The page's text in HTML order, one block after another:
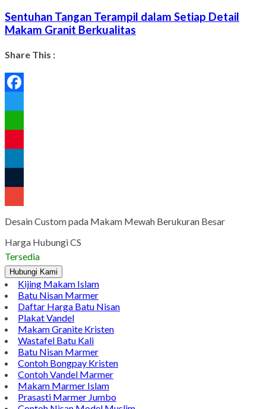
Sentuhan Tangan Terampil dalam Setiap Detail
Makam Granit Berkualitas
Share This :
Desain Custom pada Makam Mewah Berukuran Besar
Harga Hubungi CS
Tersedia
Hubungi Kami
Kijing Makam Islam
Batu Nisan Marmer
Daftar Harga Batu Nisan
Plakat Vandel
Makam Granite Kristen
Wastafel Batu Kali
Batu Nisan Marmer
Contoh Bongpay Kristen
Contoh Vandel Marmer
Makam Marmer Islam
Prasasti Marmer Jumbo